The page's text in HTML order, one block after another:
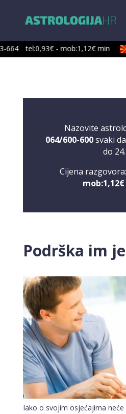
664 tel:0,93€ - mob:1,12€ min
Nazovite
064/600-600svaki
do 24.
Cijena razgovora:
Podrška im
Iako o svojim osjećajima